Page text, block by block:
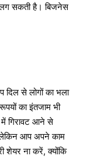
लग सकती है। बिजनेस
से लोगों का भला
का इंतजाम भी
गिरावट आने से
लेकिन आप अपने काम
शेयर ना करें, क्योंकि